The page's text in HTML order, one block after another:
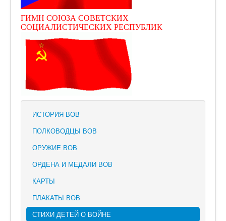
ГИМН СОЮЗА СОВЕТСКИХ
СОЦИАЛИСТИЧЕСКИХ РЕСПУБЛИК
ИСТОРИЯ ВОВ
ПОЛКОВОДЦЫ ВОВ
ОРУЖИЕ ВОВ
ОРДЕНА И МЕДАЛИ ВОВ
КАРТЫ
ПЛАКАТЫ ВОВ
СТИХИ ДЕТЕЙ О ВОЙНЕ